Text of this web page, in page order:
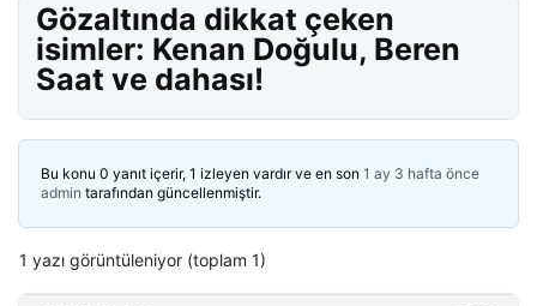
Gözaltında dikkat çeken
isimler: Kenan Doğulu, Beren
Saat ve dahası!
Bu konu 0 yanıt içerir, 1 izleyen vardır ve en son 1 ay 3 hafta önce
admin tarafından güncellenmiştir.
1 yazı görüntüleniyor (toplam 1)